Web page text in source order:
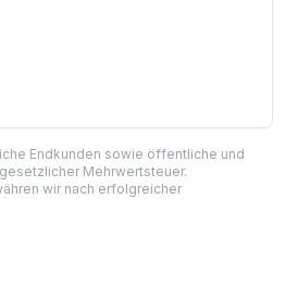
Endkunden sowie öffentliche und
Mehrwertsteuer.
wir nach erfolgreicher